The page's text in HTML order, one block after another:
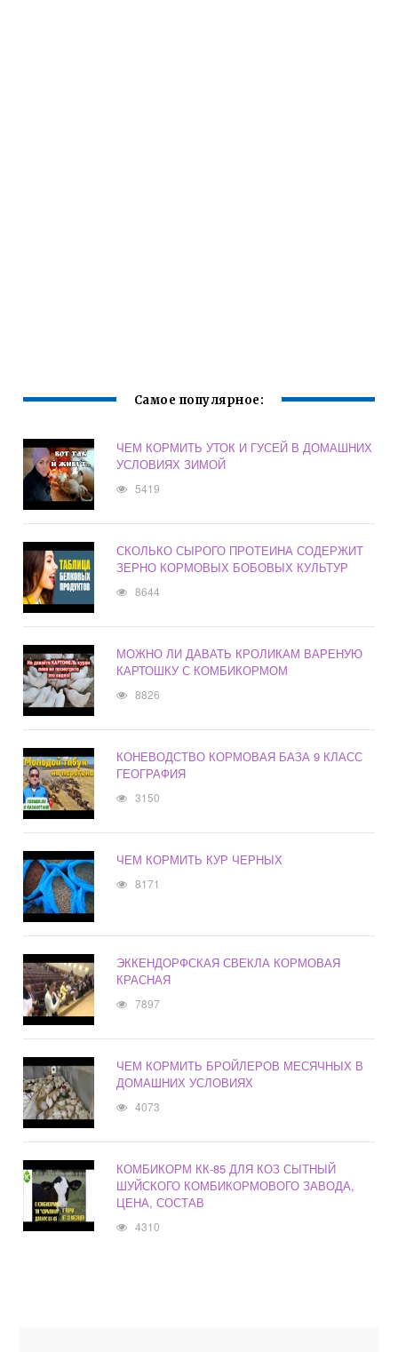
Самое популярное:
ЧЕМ КОРМИТЬ УТОК И ГУСЕЙ В ДОМАШНИХ
УСЛОВИЯХ ЗИМОЙ
5419
СКОЛЬКО СЫРОГО ПРОТЕИНА СОДЕРЖИТ
ЗЕРНО КОРМОВЫХ БОБОВЫХ КУЛЬТУР
8644
МОЖНО ЛИ ДАВАТЬ КРОЛИКАМ ВАРЕНУЮ
КАРТОШКУ С КОМБИКОРМОМ
8826
КОНЕВОДСТВО КОРМОВАЯ БАЗА 9 КЛАСС
ГЕОГРАФИЯ
3150
ЧЕМ КОРМИТЬ КУР ЧЕРНЫХ
8171
ЭККЕНДОРФСКАЯ СВЕКЛА КОРМОВАЯ
КРАСНАЯ
7897
ЧЕМ КОРМИТЬ БРОЙЛЕРОВ МЕСЯЧНЫХ В
ДОМАШНИХ УСЛОВИЯХ
4073
КОМБИКОРМ КК-85 ДЛЯ КОЗ СЫТНЫЙ
ШУЙСКОГО КОМБИКОРМОВОГО ЗАВОДА,
ЦЕНА, СОСТАВ
4310